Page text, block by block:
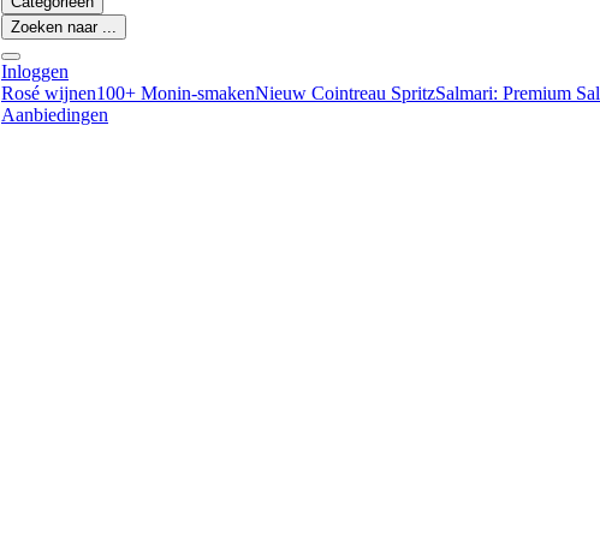
Zoeken naar ...
Inloggen
Rosé wijnen100+ Monin-smakenNieuw Cointreau SpritzSalmari: Premium
Aanbiedingen